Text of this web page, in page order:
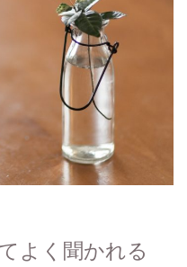
よく聞かれる